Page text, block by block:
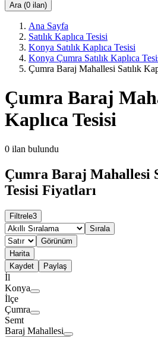
Ara (0 ilan)
Ana Sayfa
Satılık Kaplıca Tesisi
Konya Satılık Kaplıca Tesisi
Konya Çumra Satılık Kaplıca
Çumra Baraj Mahallesi Satılık
Çumra Baraj
Kaplıca Tesisi
0 ilan bulundu
Çumra Baraj Mahallesi
Tesisi Fiyatları
Filtrele3
Sırala
Görünüm
Harita
Kaydet
Paylaş
İl
Konya
İlçe
Çumra
Semt
Baraj Mahallesi